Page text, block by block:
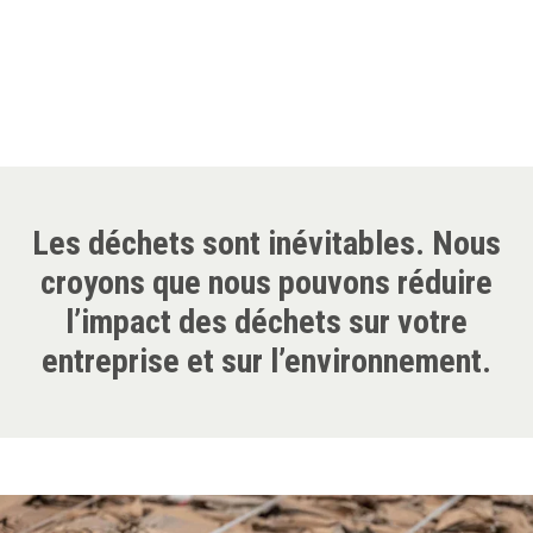
Les déchets sont inévitables. Nous
croyons que nous pouvons réduire
l’impact des déchets sur votre
entreprise et sur l’environnement.